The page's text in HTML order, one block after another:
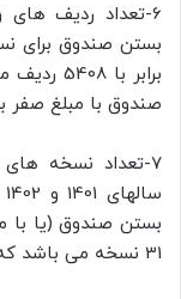
6-تعداد ردیف
برابر
صندوق با مبلغ صفر برابر با 315
7-تعداد نسخه
بستن صندوق (یا با
31 نسخه می باشد که به دفعات ویرایش شده اند.